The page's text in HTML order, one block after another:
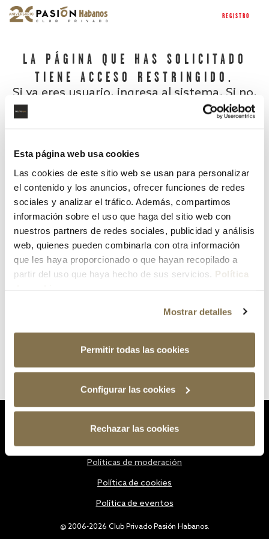
Esta página web usa cookies
Las cookies de este sitio web se usan para personalizar
el contenido y los anuncios, ofrecer funciones de redes
sociales y analizar el tráfico. Además, compartimos
información sobre el uso que haga del sitio web con
nuestros partners de redes sociales, publicidad y análisis
web, quienes pueden combinarla con otra información
que les haya proporcionado o que hayan recopilado a
partir del uso que haya hecho de sus servicios. Política
Mostrar detalles
Permitir todas las cookies
Configurar las cookies
Rechazar las cookies
REGISTRO
LA PÁGINA QUE HAS SOLICITADO
TIENE ACCESO RESTRINGIDO.
Si ya eres usuario, ingresa al sistema. Si no,
¿Has olvidado tu contraseña?
@ 2006-2026 Club Privado Pasión Habanos.
Políticas de moderación
Política de cookies
Política de eventos